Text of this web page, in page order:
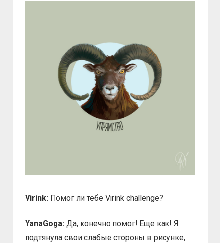
Virink: Помог ли тебе Virink challenge?
YanaGoga: Да, конечно помог! Еще как! Я
подтянула свои слабые стороны в рисунке,